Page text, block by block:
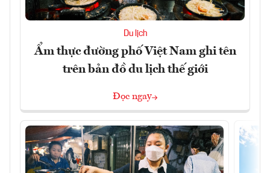
Du lịch
Ẩm thực đường phố Việt Nam ghi tên
trên bản đồ du lịch thế giới
Đọc ngay